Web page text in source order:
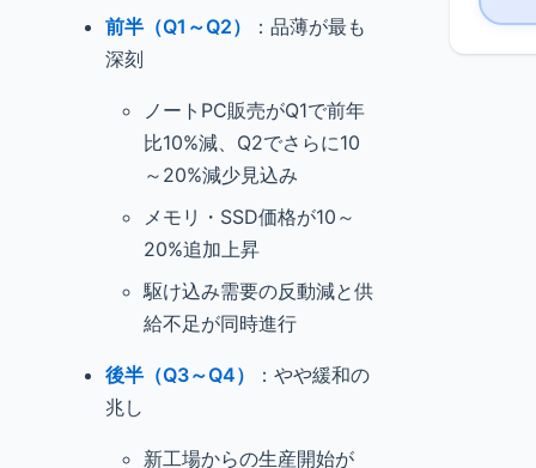
前半（Q1～Q2）
：品薄が最も
深刻
ノートPC販売がQ1で前年
比10%減、Q2でさらに10
～20%減少見込み
メモリ・SSD価格が10～
20%追加上昇
駆け込み需要の反動減と供
給不足が同時進行
後半（Q3～Q4）
：やや緩和の
兆し
新工場からの生産開始が